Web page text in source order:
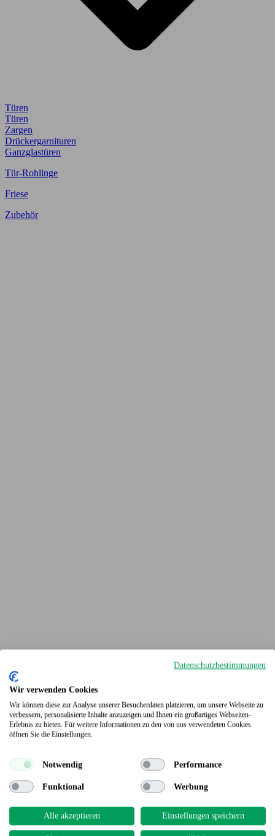
Türen
Türen
Zargen
Drückergarnituren
Ganzglastüren
Tür-Rohlinge
Friese
Zubehör
Terrassendielen
Datenschutzbestimmungen
Wir verwenden Cookies
Wir können diese zur Analyse unserer Besucherdaten platzieren, um unsere Webseite zu
verbessern, personalisierte Inhalte anzuzeigen und Ihnen ein großartiges Webseiten-
Erlebnis zu bieten. Für weitere Informationen zu den von uns verwendeten Cookies
öffnen Sie die Einstellungen.
Notwendig Performance
Funktional Werbung
Alle akzeptieren Einstellungen speichern